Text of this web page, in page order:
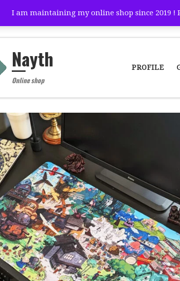
I am maintaining my online shop since 2019 !
Nayth
Online shop
PROFILE